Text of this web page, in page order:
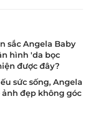
sắc Angela Baby
hình 'da bọc
được đây?
sức sống, Angela
đẹp không góc